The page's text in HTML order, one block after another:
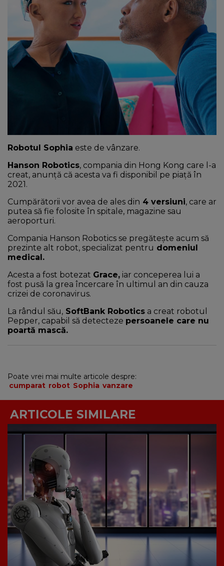
NEWS
CONTUL MEU
Robotul Sophia este de vânzare.
Hanson Robotics, compania din Hong Kong care l-a
creat, anunță că acesta va fi disponibil pe piață în
2021.
Cumpărătorii vor avea de ales din 4 versiuni, care ar
putea să fie folosite în spitale, magazine sau
aeroporturi.
Compania Hanson Robotics se pregătește acum să
prezinte alt robot, specializat pentru domeniul
medical.
Acesta a fost botezat Grace, iar conceperea lui a
fost pusă la grea încercare în ultimul an din cauza
crizei de coronavirus.
La rândul său, SoftBank Robotics a creat robotul
Pepper, capabil să detecteze persoanele care nu
poartă mască.
Poate vrei mai multe articole despre:
cumparat robot Sophia vanzare
ARTICOLE SIMILARE